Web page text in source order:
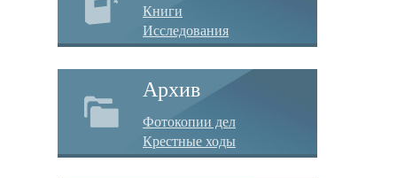
Книги
Исследования
Архив
Фотокопии дел
Крестные ходы